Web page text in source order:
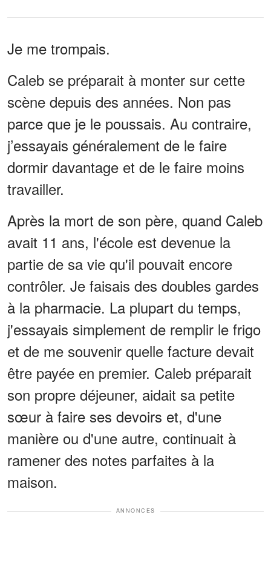
Je me trompais.
Caleb se préparait à monter sur cette
scène depuis des années. Non pas
parce que je le poussais. Au contraire,
j’essayais généralement de le faire
dormir davantage et de le faire moins
travailler.
Après la mort de son père, quand Caleb
avait 11 ans, l'école est devenue la
partie de sa vie qu'il pouvait encore
contrôler. Je faisais des doubles gardes
à la pharmacie. La plupart du temps,
j'essayais simplement de remplir le frigo
et de me souvenir quelle facture devait
être payée en premier. Caleb préparait
son propre déjeuner, aidait sa petite
sœur à faire ses devoirs et, d'une
manière ou d'une autre, continuait à
ramener des notes parfaites à la
maison.
ANNONCES